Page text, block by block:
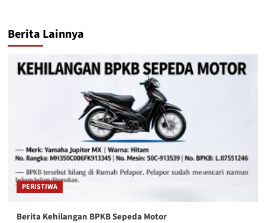
Berita Lainnya
PERISTIWA
Berita Kehilangan BPKB Sepeda Motor